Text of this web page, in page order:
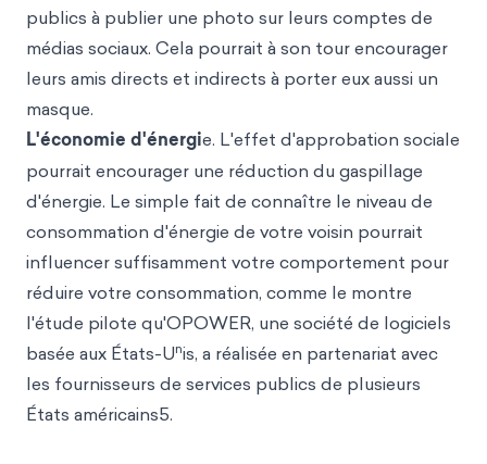
publics à publier une photo sur leurs comptes de
médias sociaux. Cela pourrait à son tour encourager
leurs amis directs et indirects à porter eux aussi un
masque.
L'économie d'énergie. L'effet d'approbation sociale
pourrait encourager une réduction du gaspillage
d'énergie. Le simple fait de connaître le niveau de
consommation d'énergie de votre voisin pourrait
influencer suffisamment votre comportement pour
réduire votre consommation, comme le montre
l'étude pilote qu'OPOWER, une société de logiciels
basée aux États-Unis, a réalisée en partenariat avec
les fournisseurs de services publics de plusieurs
États américains5.